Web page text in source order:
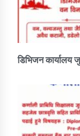
डिभिजन कार्यालय